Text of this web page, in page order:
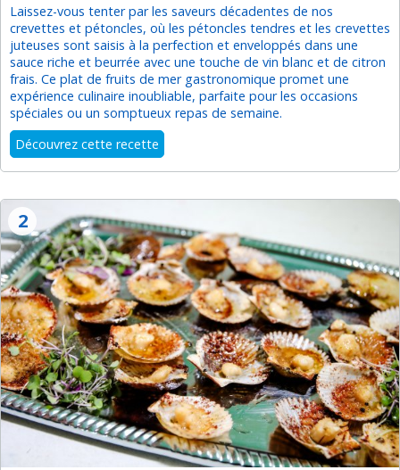
Laissez-vous tenter par les saveurs décadentes de nos
crevettes et pétoncles, où les pétoncles tendres et les crevettes
juteuses sont saisis à la perfection et enveloppés dans une
sauce riche et beurrée avec une touche de vin blanc et de citron
frais. Ce plat de fruits de mer gastronomique promet une
expérience culinaire inoubliable, parfaite pour les occasions
spéciales ou un somptueux repas de semaine.
Découvrez cette recette
2